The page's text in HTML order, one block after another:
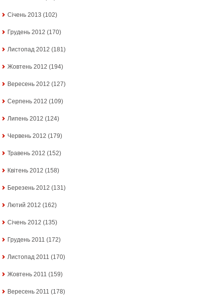
Січень 2013 (102)
Грудень 2012 (170)
Листопад 2012 (181)
Жовтень 2012 (194)
Вересень 2012 (127)
Серпень 2012 (109)
Липень 2012 (124)
Червень 2012 (179)
Травень 2012 (152)
Квітень 2012 (158)
Березень 2012 (131)
Лютий 2012 (162)
Січень 2012 (135)
Грудень 2011 (172)
Листопад 2011 (170)
Жовтень 2011 (159)
Вересень 2011 (178)